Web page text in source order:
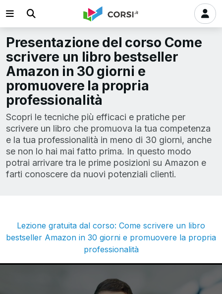
Presentazione del corso Come
scrivere un libro bestseller
Amazon in 30 giorni e
promuovere la propria
professionalità
Scopri le tecniche più efficaci e pratiche per
scrivere un libro che promuova la tua competenza
e la tua professionalità in meno di 30 giorni, anche
se non lo hai mai fatto prima. In questo modo
potrai arrivare tra le prime posizioni su Amazon e
farti conoscere da nuovi potenziali clienti.
Lezione gratuita dal corso: Come scrivere un libro
bestseller Amazon in 30 giorni e promuovere la propria
professionalità